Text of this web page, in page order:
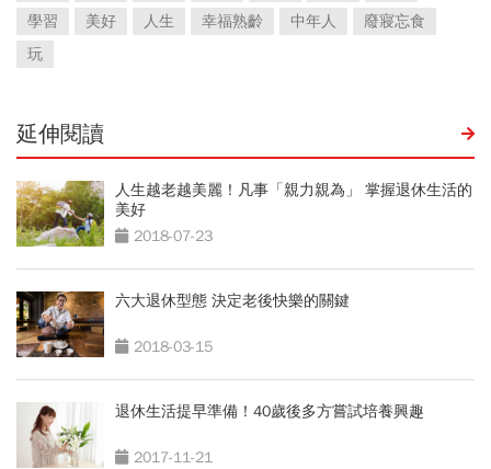
學習
美好 人生 幸福熟齡 中年人
廢寢忘食
玩
延伸閱讀
人生越老越美麗！凡事「親力親為」 掌握退休生活的
美好
2018-07-23
六大退休型態 決定老後快樂的關鍵
2018-03-15
退休生活提早準備！40歲後多方嘗試培養興趣
2017-11-21